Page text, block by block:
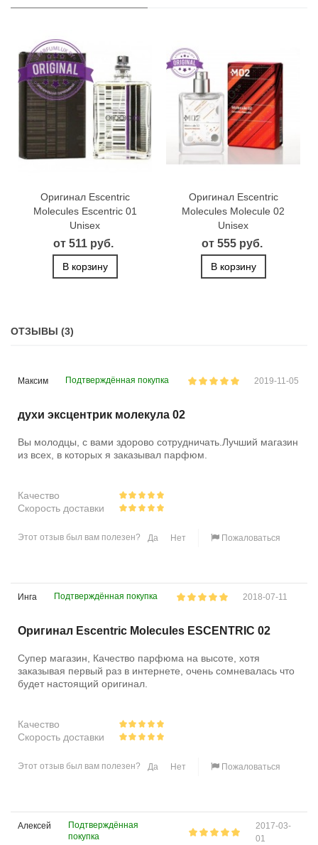
Оригинал Escentric
Molecules Escentric 01
Unisex
от 511 руб.
В корзину
Оригинал Escentric
Molecules Molecule 02
Unisex
от 555 руб.
В корзину
ОТЗЫВЫ (3)
Максим Подтверждённая покупка 2019-11-05
духи эксцентрик молекула 02
Вы молодцы, с вами здорово сотрудничать.Лучший магазин
из всех, в которых я заказывал парфюм.
Качество
Скорость доставки
Этот отзыв был вам полезен? Да Нет Пожаловаться
Инга Подтверждённая покупка 2018-07-11
Оригинал Escentric Molecules ESCENTRIC 02
Супер магазин, Качество парфюма на высоте, хотя
заказывая первый раз в интернете, очень сомневалась что
будет настоящий оригинал.
Качество
Скорость доставки
Этот отзыв был вам полезен? Да Нет Пожаловаться
Алексей
Подтверждённая
покупка
2017-03-
01